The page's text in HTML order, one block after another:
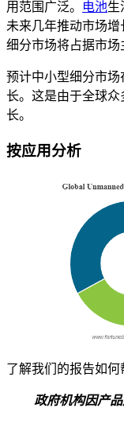
用范围广泛。 电池生
未来几年推动市场增
细分市场将占据市场
预计中小型细分市
长。这是由于全球
长。
按应用分析
了解我们的报告如何
政府机构因产